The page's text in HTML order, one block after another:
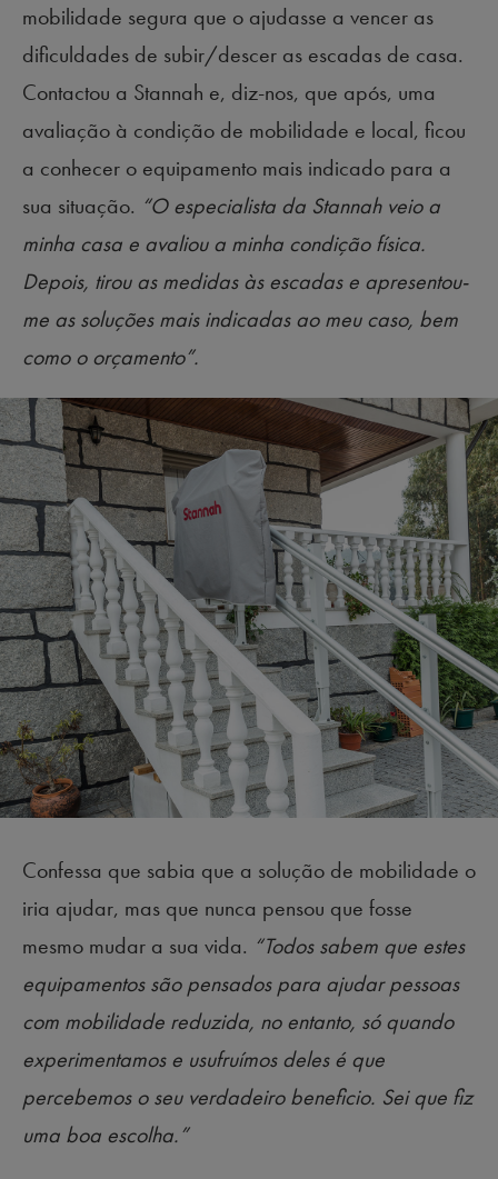
mobilidade segura que o ajudasse a vencer as
dificuldades de subir/descer as escadas de casa.
Contactou a Stannah e, diz-nos, que após, uma
avaliação à condição de mobilidade e local, ficou
a conhecer o equipamento mais indicado para a
sua situação. “O especialista da Stannah veio a
minha casa e avaliou a minha condição física.
Depois, tirou as medidas às escadas e apresentou-
me as soluções mais indicadas ao meu caso, bem
como o orçamento”.
Confessa que sabia que a solução de mobilidade o
iria ajudar, mas que nunca pensou que fosse
mesmo mudar a sua vida. “Todos sabem que estes
equipamentos são pensados para ajudar pessoas
com mobilidade reduzida, no entanto, só quando
experimentamos e usufruímos deles é que
percebemos o seu verdadeiro beneficio. Sei que fiz
uma boa escolha.”